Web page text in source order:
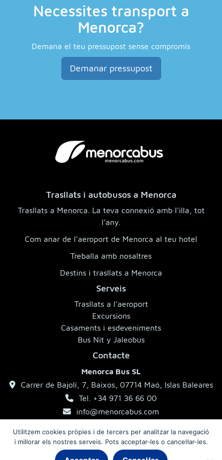
Necessites transport a
Menorca?
Demana el teu pressupost sense compromís
Demanar pressupost
Trasllats i autobusos a Menorca
Trasllats a Menorca. La teva connexió amb l’illa, tot
l’any.
Com anar de l’aeroport de Menorca al teu hotel
Treballa amb nosaltres
Destins i trasllats a Menorca
Serveis
Trasllats a l’aeroport
Excursions
Casaments i esdeveniments
Bus Nit y Jaleobus
Contacte
Menorca Bus SL
Carrer de Bajolí, 7, Baixos, 07714 Maó, Islas Baleares
Tel. +34 971 36 66 00
info@menorcabus.com
Aviso legal Política de privacitatCondicions generals
Utilitzem cookies pròpies i de tercers per analitzar la navegació
i millorar els nostres serveis. Pots acceptar-les o cancel·lar-les.